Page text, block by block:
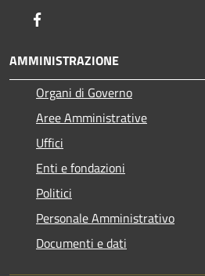
AMMINISTRAZIONE
Organi di Governo
Aree Amministrative
Uffici
Enti e fondazioni
Politici
Personale Amministrativo
Documenti e dati